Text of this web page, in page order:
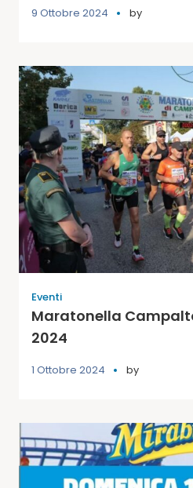
9 Ottobre 2024 by
Eventi
Maratonella
2024
1 Ottobre 2024 by